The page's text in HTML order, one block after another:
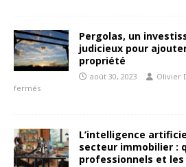
Pergolas, un
judicieux pour
propriété
août 30, 2023 Olivier
fermés
L’intelligence
secteur immobilier :
professionnels et